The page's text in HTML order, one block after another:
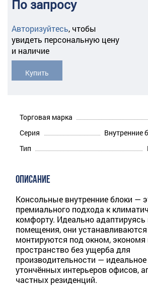
По запросу
Авторизуйтесь, чтобы
увидеть персональную цену
и наличие
Купить
Торговая марка
Серия
Внутренние
Тип
ОПИСАНИЕ
Консольные внутренние блоки —
премиального подхода к
комфорту. Идеально адаптируясь
помещения, они
монтируются под окном, экономя
пространство без ущерба для
производительности —
утончённых интерьеров офисов,
частных резиденций.